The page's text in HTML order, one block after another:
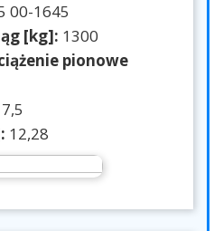
00-1645
[kg]: 1300
pionowe
7,5
12,28